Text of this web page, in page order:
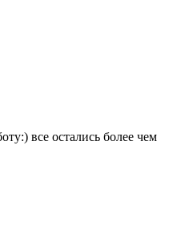
все остались более чем